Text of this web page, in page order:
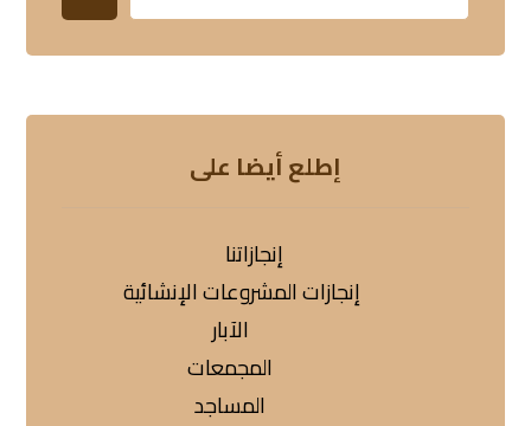
إطلع أيضا على
إنجازاتنا
إنجازات المشروعات الإنشائية
الآبار
المجمعات
المساجد